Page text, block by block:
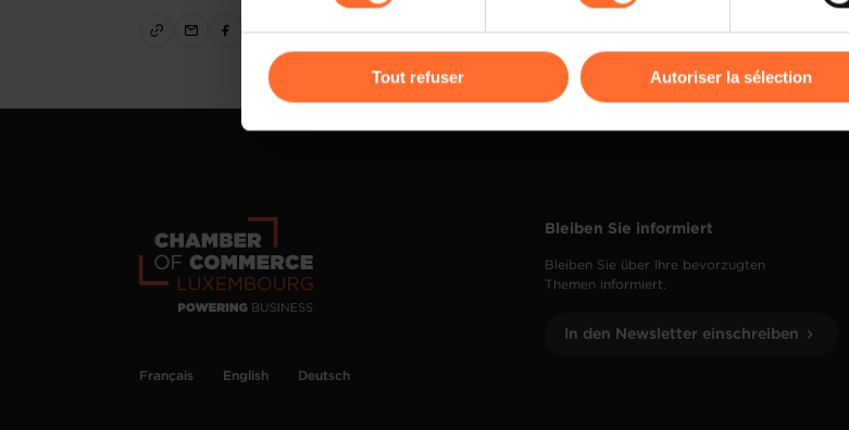
gauche de chaque page.
Tout refuser Autoriser la sélection
Français English Deutsch
Bleiben Sie informiert
Bleiben Sie über Ihre bevorzugten
Themen informiert.
In den Newsletter einschreiben